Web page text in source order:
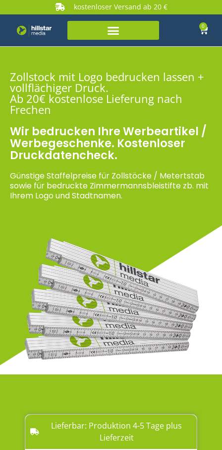
kostenloser Versand ab 20 €
0
Zollstock mit Logo bedrucken lassen +
vollflächiger Druck.
Ab 20€ kostenlose Lieferung nach
Frechen
Wir bedrucken Ihre Werbeartikel /
Werbegeschenke. Kostenloser
Druckdatencheck.
Günstige Staffelpreise für Zollstöcke / Metertstab
sowie für bedruckte Zimmermannsbleistifte zb. mit
Ihrem Logo und Stadtnamen.
Lieferbar: Produktion 4-5 Tage plus
Lieferzeit